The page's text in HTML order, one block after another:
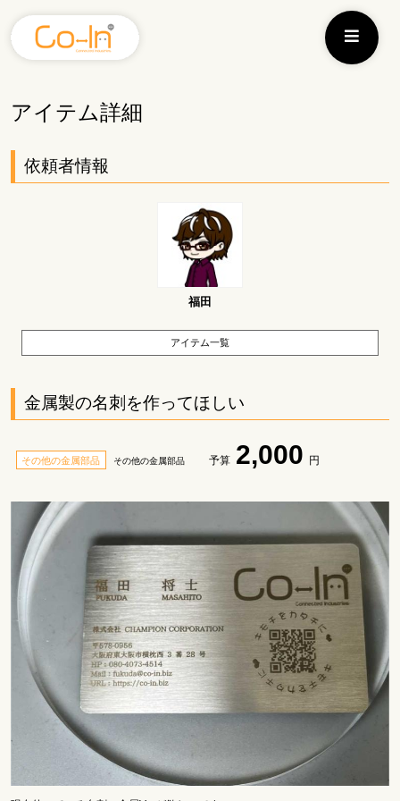
アイテム詳細
依頼者情報
福田
アイテム一覧
金属製の名刺を作ってほしい
その他の金属部品 その他の金属部品 予算 2,000 円